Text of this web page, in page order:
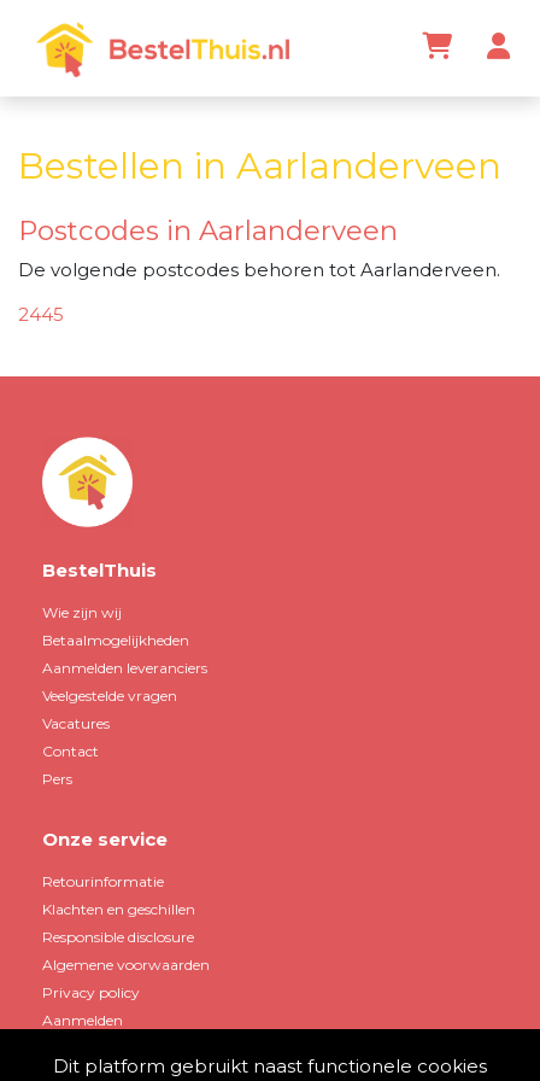
Bestellen in Aarlanderveen
Postcodes in Aarlanderveen
De volgende postcodes behoren tot Aarlanderveen.
2445
BestelThuis
Wie zijn wij
Betaalmogelijkheden
Aanmelden leveranciers
Veelgestelde vragen
Vacatures
Contact
Pers
Onze service
Retourinformatie
Klachten en geschillen
Responsible disclosure
Algemene voorwaarden
Privacy policy
Aanmelden
Dit platform gebruikt naast functionele cookies